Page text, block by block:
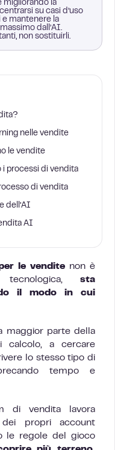
migliorando la
su casi d’uso
e mantenere la
dall’AI.
non sostituirli.
nelle vendite
le vendite
i processi di vendita
di vendita
dell’AI
AI
le venditenon è
tecnologica, sta
il modo in cui
maggior parte della
calcolo, a cercare
lo stesso tipo di
tempo e
di vendita lavora
propri account
le regole del gioco